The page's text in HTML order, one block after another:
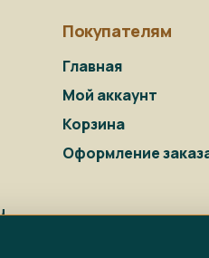
Покупателям
Главная
Мой аккаунт
Корзина
Оформление